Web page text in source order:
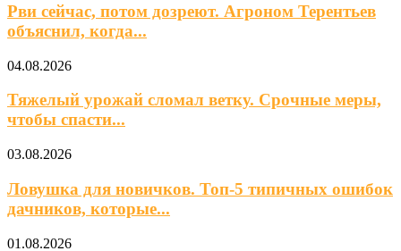
Рви сейчас, потом дозреют. Агроном Терентьев
объяснил, когда...
04.08.2026
Тяжелый урожай сломал ветку. Срочные меры,
чтобы спасти...
03.08.2026
Ловушка для новичков. Топ-5 типичных ошибок
дачников, которые...
01.08.2026